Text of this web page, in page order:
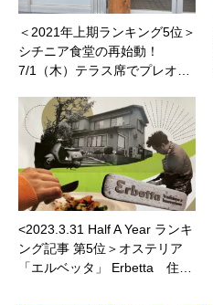
＜2021年上期ランキング5位＞
シチニア食堂の再始動！
7/1（木）テラス席でプレオ…
<2023.3.31 Half A Year ランキ
ング記事 第5位＞オステリア
「エルベッタ」 Erbetta 住…